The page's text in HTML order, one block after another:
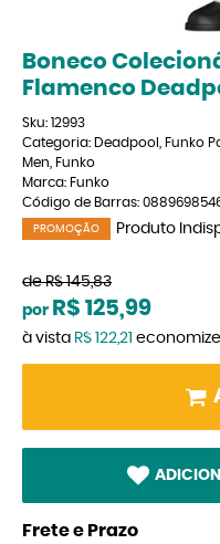
Boneco
Flamenco
Sku: 12993
Categoria: Deadpool Funko
Men
Funko
Marca: Funko
Código de Barras:
PROMOÇÃO Produto
de R$ 145,83
por R$ 125,99
à vista R$ 122,21 economize
Frete e Prazo